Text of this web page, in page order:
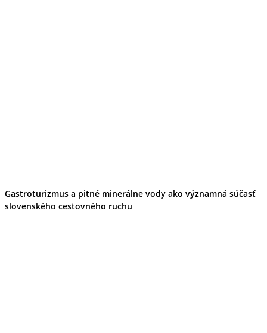
Gastroturizmus a pitné minerálne vody ako významná súčasť
slovenského cestovného ruchu